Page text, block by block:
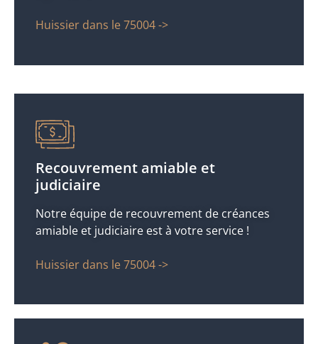
Huissier dans le 75004 ->
Recouvrement amiable et
judiciaire
Notre équipe de recouvrement de créances
amiable et judiciaire est à votre service !
Huissier dans le 75004 ->